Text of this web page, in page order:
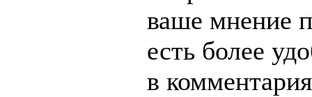
ваше мнение
есть более
в